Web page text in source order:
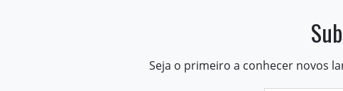
Seja o primeiro a conhecer novos